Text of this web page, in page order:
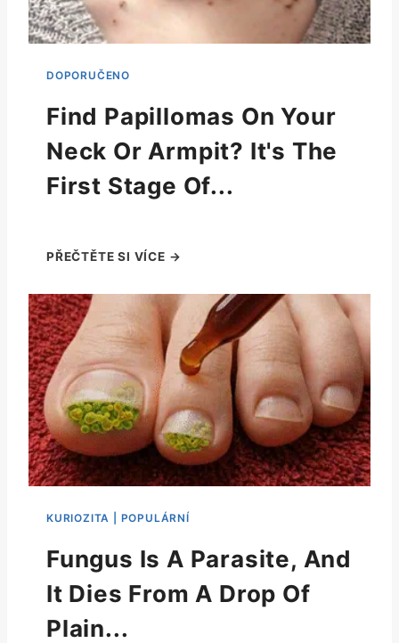
Find Papillomas On Your
Neck Or Armpit? It's The
First Stage Of...
Fungus Is A Parasite, And
It Dies From A Drop Of
Plain...